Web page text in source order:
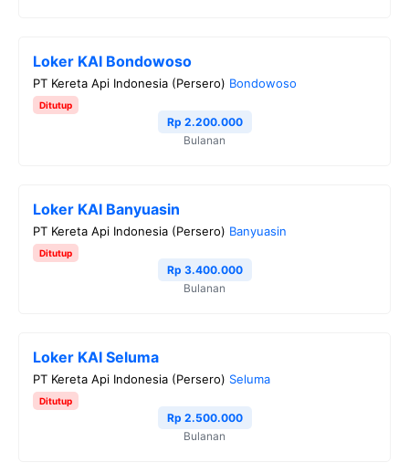
Loker KAI Bondowoso
PT Kereta Api Indonesia (Persero) Bondowoso
Ditutup
Rp 2.200.000
Bulanan
Loker KAI Banyuasin
PT Kereta Api Indonesia (Persero) Banyuasin
Ditutup
Rp 3.400.000
Bulanan
Loker KAI Seluma
PT Kereta Api Indonesia (Persero) Seluma
Ditutup
Rp 2.500.000
Bulanan